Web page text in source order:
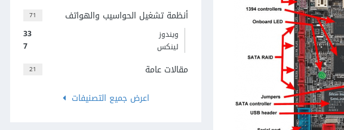
71 أنظمة تشغيل الحواسيب والهواتف
33
ويندوز
7
لينكس
21
مقالات عامة
اعرض جميع التصنيفات